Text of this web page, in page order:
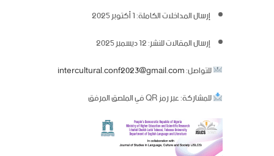
إرسال المداخلات الكاملة: 1 أكتوبر 2025
إرسال المقالات للنشر: 12 ديسمبر 2025
للتواصل:intercultural.conf2023@gmail.com
للمشاركة: عبر رمز QR في الملصق المرفق